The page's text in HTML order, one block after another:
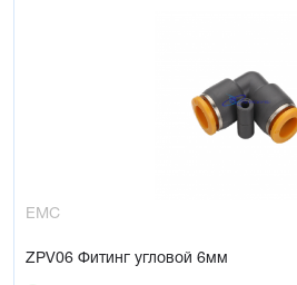
EMC
ZPV06 Фитинг угловой 6мм